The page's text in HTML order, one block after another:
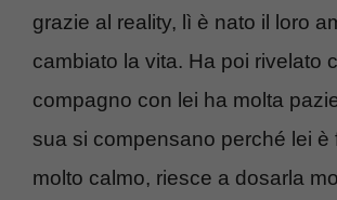
grazie al reality, lì è nato il loro
cambiato la vita. Ha poi rivelato
compagno con lei ha molta
sua si compensano perché lei è
molto calmo, riesce a dosarla